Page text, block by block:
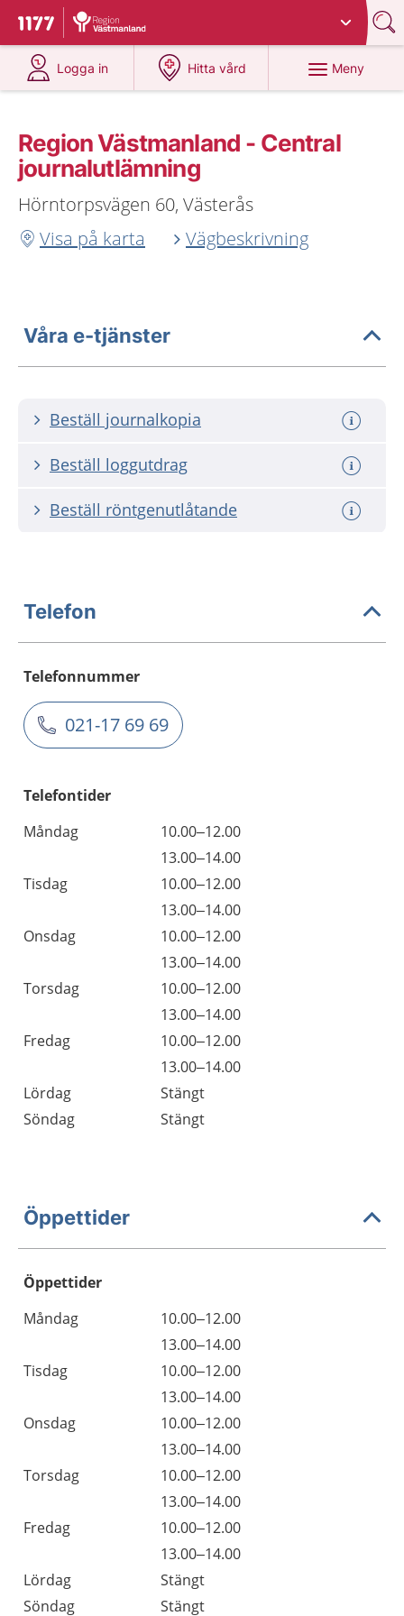
Till startsidan för 1177
Du har valt region
Logga in
på 1177.se
Hitta vård
på 1177.se
Meny
Region Västmanland - Central
journalutlämning
Hörntorpsvägen 60, Västerås
Visa på karta
Vägbeskrivning
Våra e-tjänster
Beställ journalkopia
Beställ loggutdrag
Beställ röntgenutlåtande
Telefon
Telefonnummer
021-17 69 69
Telefontider
Måndag
10.00–12.00
13.00–14.00
Tisdag
10.00–12.00
13.00–14.00
Onsdag
10.00–12.00
13.00–14.00
Torsdag
10.00–12.00
13.00–14.00
Fredag
10.00–12.00
13.00–14.00
Lördag
Stängt
Söndag
Stängt
Öppettider
Öppettider
Dag
Öppettider
Kommentarer
Måndag
10.00–12.00
13.00–14.00
Tisdag
10.00–12.00
13.00–14.00
Onsdag
10.00–12.00
13.00–14.00
Torsdag
10.00–12.00
13.00–14.00
Fredag
10.00–12.00
13.00–14.00
Lördag
Stängt
Söndag
Stängt